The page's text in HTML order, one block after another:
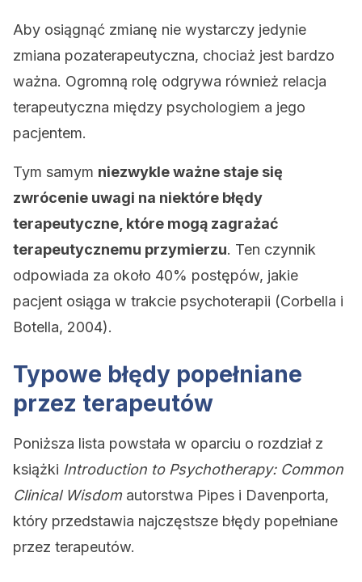
Aby osiągnąć zmianę nie wystarczy jedynie
zmiana pozaterapeutyczna, chociaż jest bardzo
ważna. Ogromną rolę odgrywa również relacja
terapeutyczna między psychologiem a jego
pacjentem.
Tym samym niezwykle ważne staje się
zwrócenie uwagi na niektóre błędy
terapeutyczne, które mogą zagrażać
terapeutycznemu przymierzu. Ten czynnik
odpowiada za około 40% postępów, jakie
pacjent osiąga w trakcie psychoterapii (Corbella i
Botella, 2004).
Typowe błędy popełniane
przez terapeutów
Poniższa lista powstała w oparciu o rozdział z
książki Introduction to Psychotherapy: Common
Clinical Wisdomautorstwa Pipes i Davenporta,
który przedstawia najczęstsze błędy popełniane
przez terapeutów.